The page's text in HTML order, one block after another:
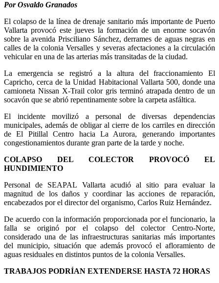
Por Osvaldo Granados
El colapso de la línea de drenaje sanitario más importante de Puerto
Vallarta provocó este jueves la formación de un enorme socavón
sobre la avenida Prisciliano Sánchez, derrames de aguas negras en
calles de la colonia Versalles y severas afectaciones a la circulación
vehicular en una de las arterias más transitadas de la ciudad.
La emergencia se registró a la altura del fraccionamiento El
Capricho, cerca de la Unidad Habitacional Vallarta 500, donde una
camioneta Nissan X-Trail color gris terminó atrapada dentro de un
socavón que se abrió repentinamente sobre la carpeta asfáltica.
El incidente movilizó a personal de diversas dependencias
municipales, además de obligar al cierre de los carriles en dirección
de El Pitillal Centro hacia La Aurora, generando importantes
congestionamientos durante gran parte de la tarde y noche.
COLAPSO DEL COLECTOR PROVOCÓ EL
HUNDIMIENTO
Personal de SEAPAL Vallarta acudió al sitio para evaluar la
magnitud de los daños y coordinar las acciones de reparación,
encabezados por el director del organismo, Carlos Ruiz Hernández.
De acuerdo con la información proporcionada por el funcionario, la
falla se originó por el colapso del colector Centro-Norte,
considerado una de las infraestructuras sanitarias más importantes
del municipio, situación que además provocó el afloramiento de
aguas residuales en distintos puntos de la colonia Versalles.
TRABAJOS PODRÍAN EXTENDERSE HASTA 72 HORAS